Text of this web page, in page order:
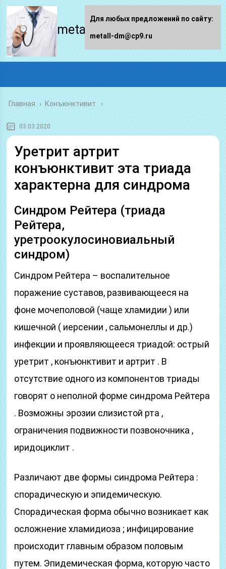
metall-dm.ru
Главная › Конъюнктивит
03.03.2020
Уретрит артрит
конъюнктивит эта триада
характерна для синдрома
Синдром Рейтера (триада
Рейтера,
уретроокулосиновиальный
синдром)
Синдром Рейтера – воспалительное
поражение суставов, развивающееся на
фоне мочеполовой (чаще хламидии ) или
кишечной ( иерсении , сальмонеллы и др.)
инфекции и проявляющееся триадой: острый
уретрит , конъюнктивит и артрит . В
отсутствие одного из компонентов триады
говорят о неполной форме синдрома Рейтера
. Возможны эрозии слизистой рта ,
ограничения подвижности позвоночника ,
иридоциклит .
Различают две формы синдрома Рейтера :
спорадическую и эпидемическую.
Спорадическая форма обычно возникает как
осложнение хламидиоза ; инфицирование
происходит главным образом половым
путем. Эпидемическая форма, которую часто
Для любых предложений по сайту:
metall-dm@cp9.ru